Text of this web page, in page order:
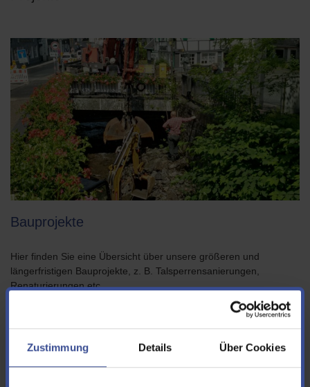
Zustimmung Details Über Cookies
Bauprojekte
Hier finden Sie eine Übersicht über unsere größeren und
längerfristigen Bauprojekte, z. B. Talsperrensanierungen,
Renaturierungen etc.